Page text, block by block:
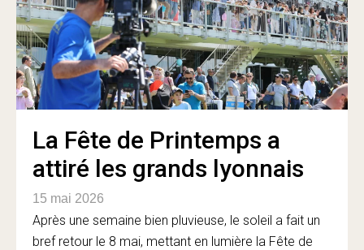
La Fête de Printemps a
attiré les grands lyonnais
15 mai 2026
Après une semaine bien pluvieuse, le soleil a fait un
bref retour le 8 mai, mettant en lumière la Fête de